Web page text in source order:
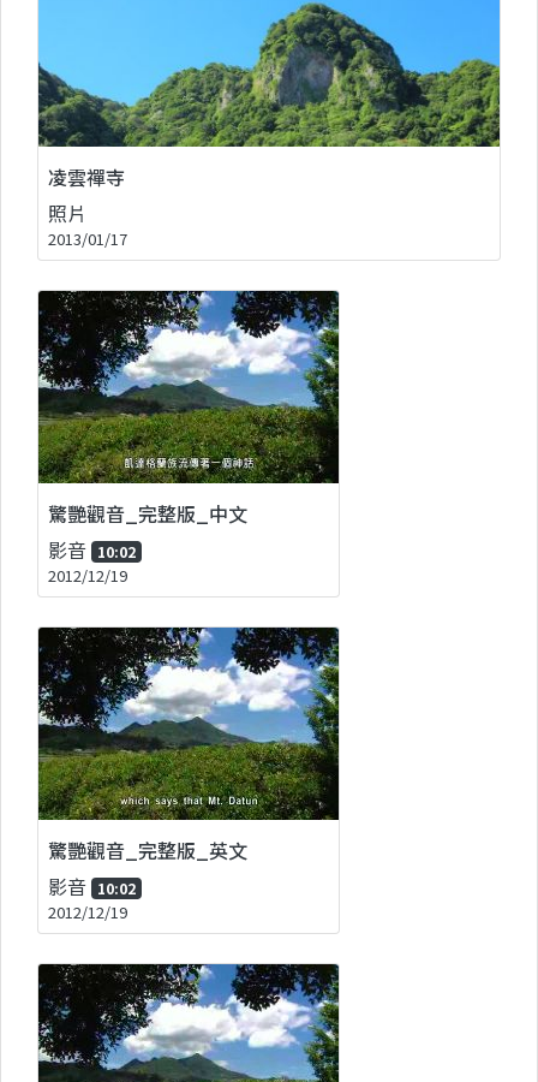
凌雲禪寺
照片
2013/01/17
驚艷觀音_完整版_中文
影音 10:02
2012/12/19
驚艷觀音_完整版_英文
影音 10:02
2012/12/19